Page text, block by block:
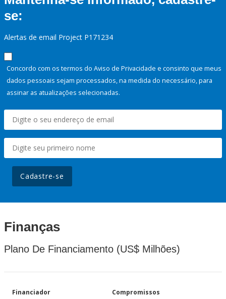
se:
Alertas de email Project P171234
Concordo com os termos do Aviso de Privacidade e consinto que meus
dados pessoais sejam processados, na medida do necessário, para
assinar as atualizações selecionadas.
Cadastre-se
Finanças
Plano De Financiamento (US$ Milhões)
Financiador Compromissos